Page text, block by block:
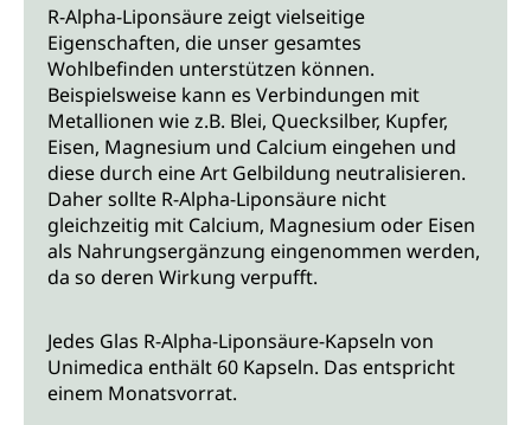
R-Alpha-Liponsäure zeigt vielseitige
Eigenschaften, die unser gesamtes
Wohlbefinden unterstützen können.
Beispielsweise kann es Verbindungen mit
Metallionen wie z.B. Blei, Quecksilber, Kupfer,
Eisen, Magnesium und Calcium eingehen und
diese durch eine Art Gelbildung neutralisieren.
Daher sollte R-Alpha-Liponsäure nicht
gleichzeitig mit Calcium, Magnesium oder Eisen
als Nahrungsergänzung eingenommen werden,
da so deren Wirkung verpufft.
Jedes Glas R-Alpha-Liponsäure-Kapseln von
Unimedica enthält 60 Kapseln. Das entspricht
einem Monatsvorrat.